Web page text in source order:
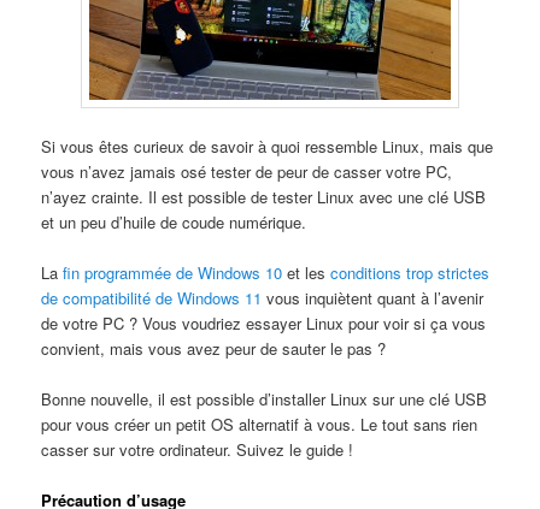
Si vous êtes curieux de savoir à quoi ressemble Linux, mais que
vous n’avez jamais osé tester de peur de casser votre PC,
n’ayez crainte. Il est possible de tester Linux avec une clé USB
et un peu d’huile de coude numérique.
Lafin programmée de Windows 10 et lesconditions trop strictes
de compatibilité de Windows 11 vous inquiètent quant à l’avenir
de votre PC ? Vous voudriez essayer Linux pour voir si ça vous
convient, mais vous avez peur de sauter le pas ?
Bonne nouvelle, il est possible d’installer Linux sur une clé USB
pour vous créer un petit OS alternatif à vous. Le tout sans rien
casser sur votre ordinateur. Suivez le guide !
Précaution d’usage